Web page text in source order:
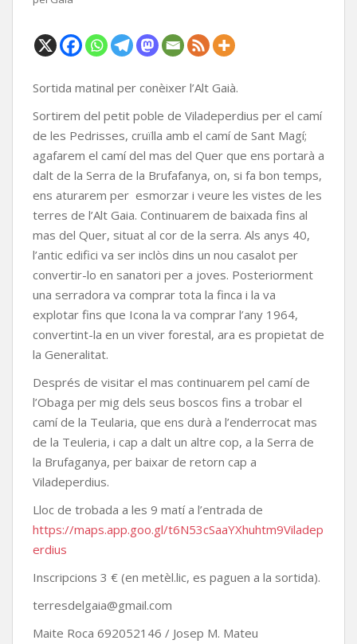
Sortida matinal per conèixer l’Alt Gaià.
Sortirem del petit poble de Viladeperdius per el camí
de les Pedrisses, cruïlla amb el camí de Sant Magí;
agafarem el camí del mas del Quer que ens portarà a
dalt de la Serra de la Brufafanya, on, si fa bon temps,
ens aturarem per esmorzar i veure les vistes de les
terres de l’Alt Gaia. Continuarem de baixada fins al
mas del Quer, situat al cor de la serra. Als anys 40,
l’antic edifici va ser inclòs dins un nou casalot per
convertir-lo en sanatori per a joves. Posteriorment
una serradora va comprar tota la finca i la va
explotar fins que Icona la va comprar l’any 1964,
convertint-la en un viver forestal, ara es propietat de
la Generalitat.
Després de visitar el mas continuarem pel camí de
l’Obaga per mig dels seus boscos fins a trobar el
camí de la Teularia, que ens durà a l’enderrocat mas
de la Teuleria, i cap a dalt un altre cop, a la Serra de
la Brufaganya, per baixar de retorn cap a
Viladeperdius.
Lloc de trobada a les 9 matí a l’entrada de
https://maps.app.goo.gl/t6N53cSaaYXhuhtm9Viladep
erdius
Inscripcions 3 € (en metèl.lic, es paguen a la sortida).
terresdelgaia@gmail.com
Maite Roca 692052146 / Josep M. Mateu